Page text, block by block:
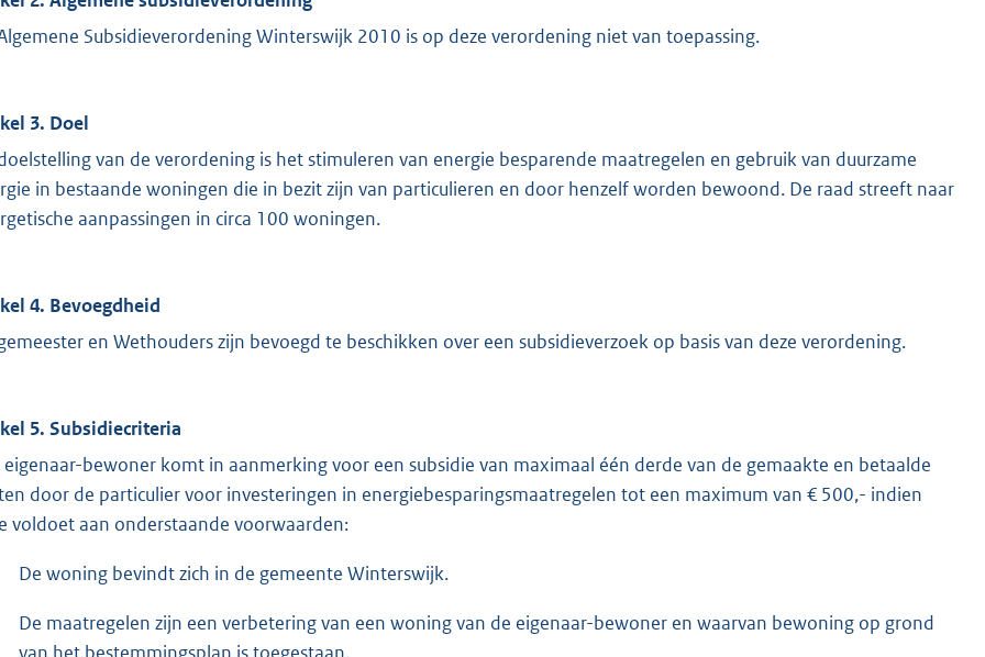
Subsidieverordening Winterswijk 2010 is op deze verordening niet van toepassing.
3. Doel
van de verordening is het stimuleren van energie besparende maatregelen en gebruik van duurzame
in bestaande woningen die in bezit zijn van particulieren en door henzelf worden bewoond. De raad streeft naar
aanpassingen in circa 100 woningen.
4. Bevoegdheid
en Wethouders zijn bevoegd te beschikken over een subsidieverzoek op basis van deze verordening.
5. Subsidiecriteria
eigenaar-bewoner komt in aanmerking voor een subsidie van maximaal één derde van de gemaakte en betaalde
door de particulier voor investeringen in energiebesparingsmaatregelen tot een maximum van € 500,- indien
voldoet aan onderstaande voorwaarden:
De woning bevindt zich in de gemeente Winterswijk.
De maatregelen zijn een verbetering van een woning van de eigenaar-bewoner en waarvan bewoning op grond